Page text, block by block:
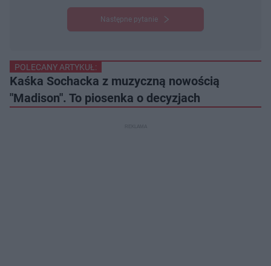
Następne pytanie
POLECANY ARTYKUŁ:
Kaśka Sochacka z muzyczną nowością
"Madison". To piosenka o decyzjach